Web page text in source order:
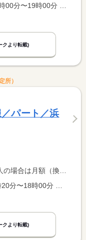
クより転載)
所）
パート／浜
の場合は時間額を表示しています。
クより転載)